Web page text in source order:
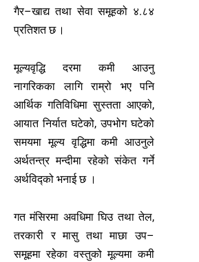
गैर–खाद्य तथा सेवा समूहको ४.८४
प्रतिशत छ ।
मूल्यवृद्धि दरमा कमी आउनु
नागरिकका लागि राम्रो भए पनि
आर्थिक गतिविधिमा सुस्तता आएको,
आयात निर्यात घटेको, उपभोग घटेको
समयमा मूल्य वृद्धिमा कमी आउनुले
अर्थतन्त्र मन्दीमा रहेको संकेत गर्ने
अर्थविद्को भनाई छ ।
गत मंसिरमा अवधिमा घिउ तथा तेल,
तरकारी र मासु तथा माछा उप–
समूहमा रहेका वस्तुको मूल्यमा कमी